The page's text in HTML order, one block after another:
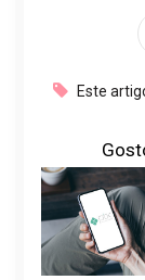
Este